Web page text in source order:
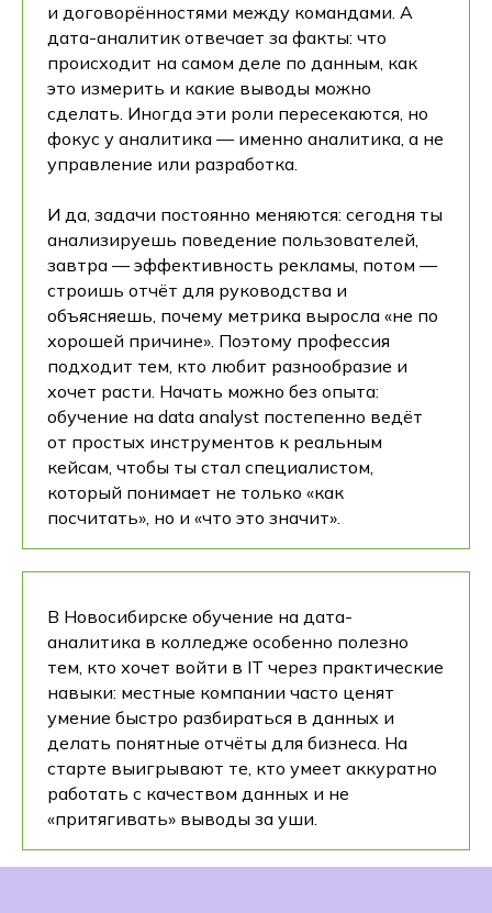
и договорённостями между командами. А
дата-аналитик отвечает за факты: что
происходит на самом деле по данным, как
это измерить и какие выводы можно
сделать. Иногда эти роли пересекаются, но
фокус у аналитика — именно аналитика, а не
управление или разработка.
И да, задачи постоянно меняются: сегодня ты
анализируешь поведение пользователей,
завтра — эффективность рекламы, потом —
строишь отчёт для руководства и
объясняешь, почему метрика выросла «не по
хорошей причине». Поэтому профессия
подходит тем, кто любит разнообразие и
хочет расти. Начать можно без опыта:
обучение на data analyst постепенно ведёт
от простых инструментов к реальным
кейсам, чтобы ты стал специалистом,
который понимает не только «как
посчитать», но и «что это значит».
В Новосибирске обучение на дата-
аналитика в колледже особенно полезно
тем, кто хочет войти в IT через практические
навыки: местные компании часто ценят
умение быстро разбираться в данных и
делать понятные отчёты для бизнеса. На
старте выигрывают те, кто умеет аккуратно
работать с качеством данных и не
«притягивать» выводы за уши.